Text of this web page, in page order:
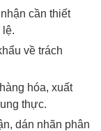
cần thiết
lệ.
về trách
hóa, xuất
thực.
dán nhãn phân